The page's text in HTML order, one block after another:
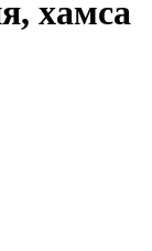
хамса